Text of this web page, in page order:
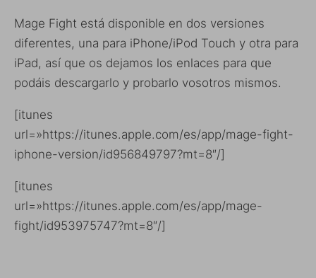
Mage Fight está disponible en dos versiones
diferentes, una para iPhone/iPod Touch y otra para
iPad, así que os dejamos los enlaces para que
podáis descargarlo y probarlo vosotros mismos.
[itunes
url=»https://itunes.apple.com/es/app/mage-fight-
iphone-version/id956849797?mt=8″/]
[itunes
url=»https://itunes.apple.com/es/app/mage-
fight/id953975747?mt=8″/]